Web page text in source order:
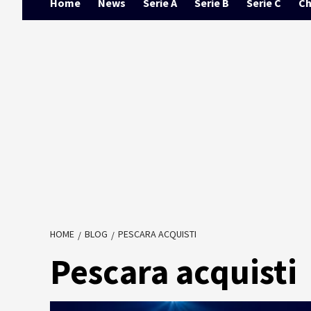
Home News Serie A Serie B Serie C
HOME BLOG PESCARA ACQUISTI
Pescara acquisti